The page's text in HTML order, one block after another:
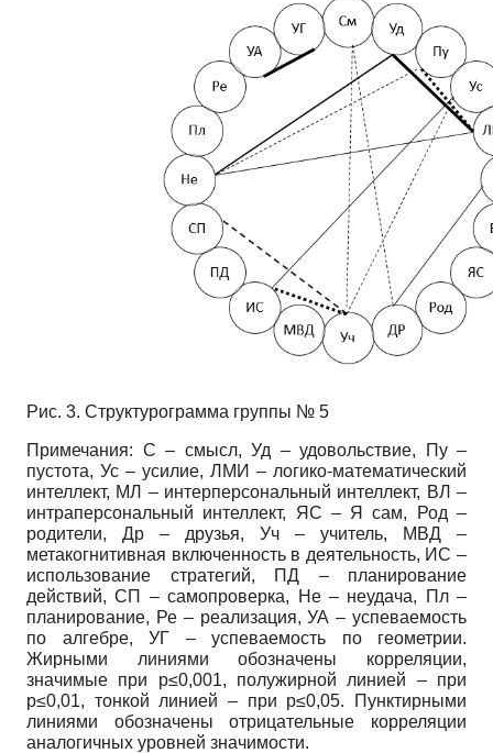
Рис. 3. Структурограмма группы № 5
Примечания: С – смысл, Уд – удовольствие, Пу –
пустота, Ус – усилие, ЛМИ – логико-математический
интеллект, МЛ – интерперсональный интеллект, ВЛ –
интраперсональный интеллект, ЯС – Я сам, Род –
родители, Др – друзья, Уч – учитель, МВД –
метакогнитивная включенность в деятельность, ИС –
использование стратегий, ПД – планирование
действий, СП – самопроверка, Не – неудача, Пл –
планирование, Ре – реализация, УА – успеваемость
по алгебре, УГ – успеваемость по геометрии.
Жирными линиями обозначены корреляции,
значимые при p≤0,001, полужирной линией – при
p≤0,01, тонкой линией – при p≤0,05. Пунктирными
линиями обозначены отрицательные корреляции
аналогичных уровней значимости.